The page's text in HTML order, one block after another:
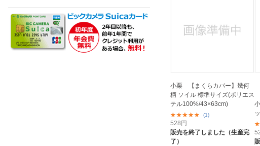
小栗 【まくらカバー】幾何
柄 ソイル 標準サイズ(ポリエス
テル100%/43×63cm)
(1)
528円
販売を終了しました（生産完
了）
ブレインスリープ｜BRAIN SLEEP
ムービック｜movic
メルクロス｜MERCROS
モリシタ｜MORISHITA